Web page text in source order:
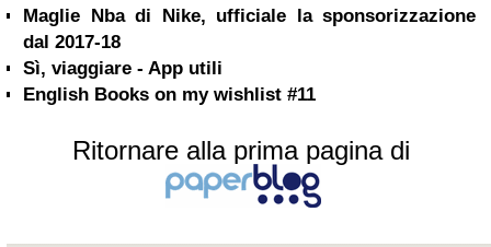
Maglie Nba di Nike, ufficiale la sponsorizzazione
dal 2017-18
Sì, viaggiare - App utili
English Books on my wishlist #11
Ritornare alla prima pagina di